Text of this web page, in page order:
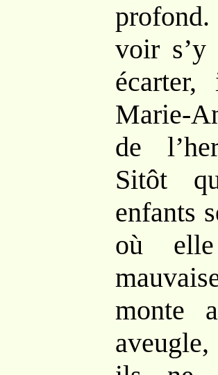
voir s’y
écarter,
Marie-
de
Sitôt
enfants
où
monte